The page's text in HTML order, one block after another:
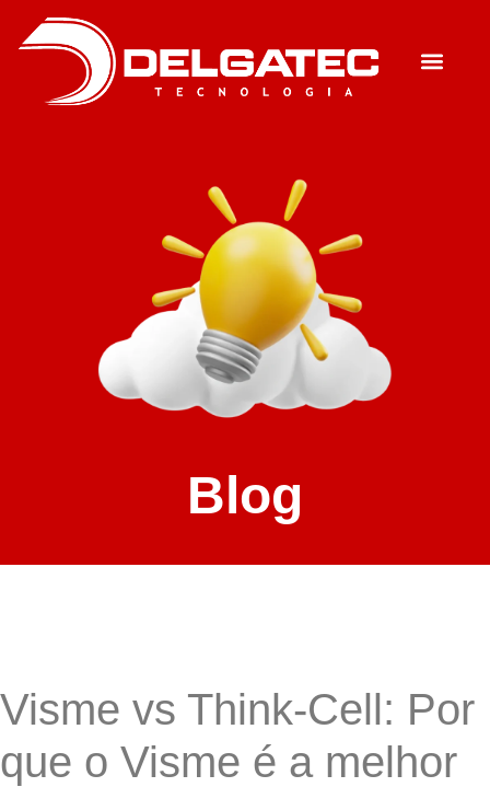
Blog
Visme vs Think-Cell: Por
que o Visme é a melhor